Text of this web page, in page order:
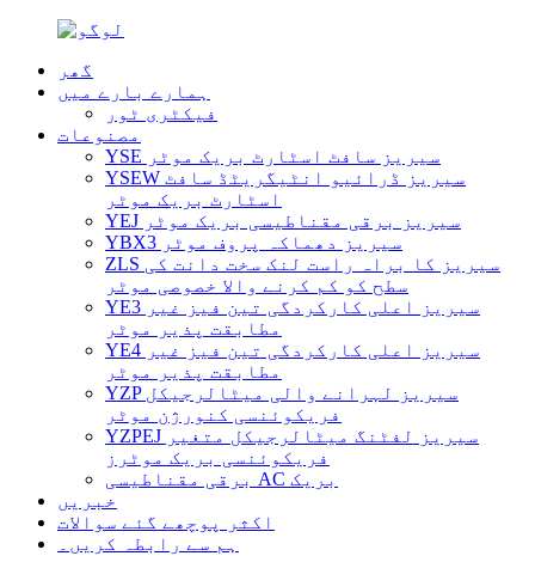
گھر
ہمارے بارے میں
فیکٹری ٹور
مصنوعات
YSE سیریز سافٹ اسٹارٹ بریک موٹر
YSEW سیریز ڈرائیو انٹیگریٹڈ سافٹ
اسٹارٹ بریک موٹر
YEJ سیریز برقی مقناطیسی بریک موٹر
YBX3 سیریز دھماکہ پروف موٹر
ZLS سیریز کا براہ راست لنک سخت دانت کی
سطح کو کم کرنے والا خصوصی موٹر
YE3 سیریز اعلی کارکردگی تین فیز غیر
مطابقت پذیر موٹر
YE4 سیریز اعلی کارکردگی تین فیز غیر
مطابقت پذیر موٹر
YZP سیریز لہرانے والی میٹالرجیکل
فریکوئنسی کنورژن موٹر
YZPEJ سیریز لفٹنگ میٹالرجیکل متغیر
فریکوئنسی بریک موٹرز
برقی مقناطیسی AC بریک
خبریں
اکثر پوچھے گئے سوالات
ہم سے رابطہ کریں۔